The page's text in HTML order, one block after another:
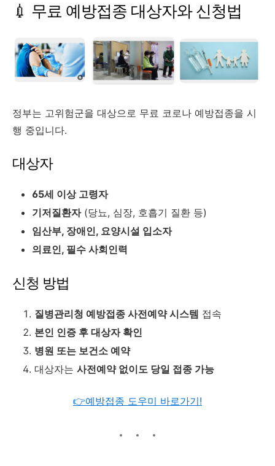
💉 무료 예방접종 대상자와 신청법
정부는 고위험군을 대상으로 무료 코로나 예방접종을 시
행 중입니다.
대상자
65세 이상 고령자
기저질환자(당뇨, 심장, 호흡기 질환 등)
임산부, 장애인, 요양시설 입소자
의료인, 필수 사회인력
신청 방법
질병관리청 예방접종 사전예약 시스템 접속
본인 인증 후 대상자 확인
병원 또는 보건소 예약
대상자는 사전예약 없이도 당일 접종 가능
👉예방접종 도우미 바로가기!